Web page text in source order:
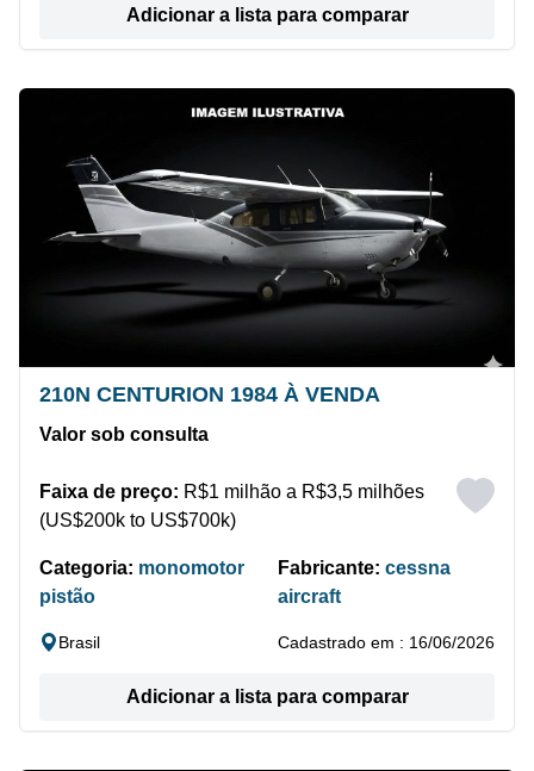
Adicionar a lista para comparar
210N CENTURION 1984 À VENDA
Valor sob consulta
Faixa de preço: R$1 milhão a R$3,5 milhões
(US$200k to US$700k)
Categoria: monomotor
pistão
Fabricante:cessna
aircraft
Brasil Cadastrado em : 16/06/2026
Adicionar a lista para comparar